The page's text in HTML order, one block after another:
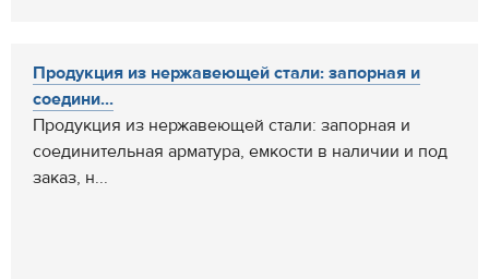
Продукция из нержавеющей стали: запорная и
соедини...
Продукция из нержавеющей стали: запорная и
соединительная арматура, емкости в наличии и под
заказ, н...